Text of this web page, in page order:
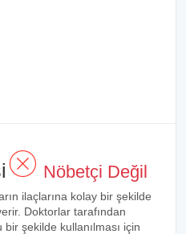
Nöbetçi Değil
ilaçlarına kolay bir şekilde
Doktorlar tarafından
şekilde kullanılması için